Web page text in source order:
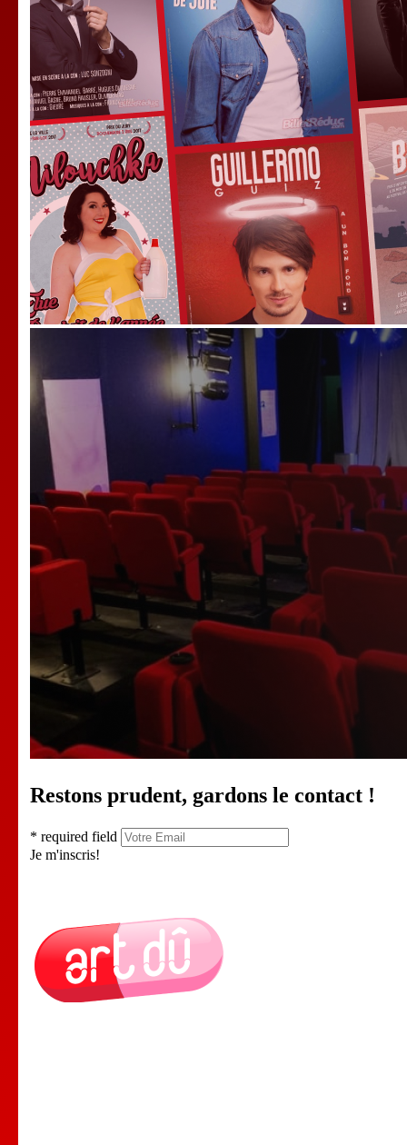
Restons prudent, gardons le contact !
* required field
Je m'inscris!